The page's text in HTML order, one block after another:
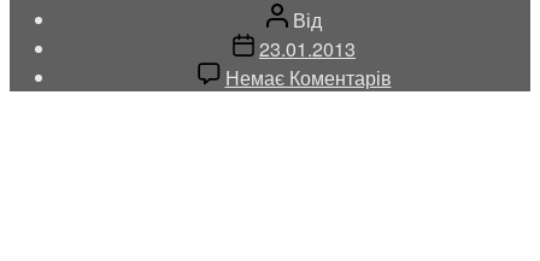
Автор
запису
Від
Дата
запису
23.01.2013
Немає Коментарівдо